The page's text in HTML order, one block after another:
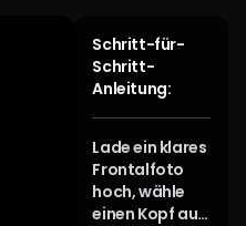
Schritt-für-
Schritt-
Anleitung:
Lade ein klares
Frontalfoto
hoch, wähle
einen Kopf aus